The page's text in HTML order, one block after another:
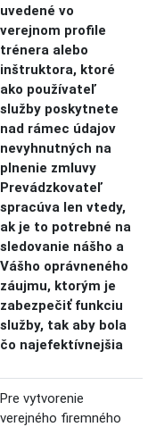
uvedené vo
verejnom profile
trénera alebo
inštruktora, ktoré
ako používateľ
služby poskytnete
nad rámec údajov
nevyhnutných na
plnenie zmluvy
Prevádzkovateľ
spracúva len vtedy,
ak je to potrebné na
sledovanie nášho a
Vášho oprávneného
záujmu, ktorým je
zabezpečiť funkciu
služby, tak aby bola
čo najefektívnejšia
Pre vytvorenie
verejného firemného